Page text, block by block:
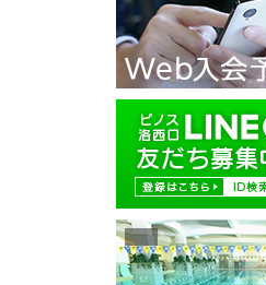
2025年10月(11)
2025年09月(10)
2025年08月(7)
2025年07月(10)
2025年06月(13)
2025年05月(17)
2025年04月(19)
2025年03月(10)